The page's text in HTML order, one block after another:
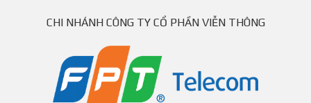
CHI NHÁNH CÔNG TY CỔ PHẦN VIỄN THÔNG